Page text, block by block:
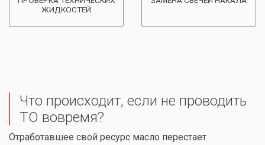
ЖИДКОСТЕЙ
Что происходит, если не проводить
ТО вовремя?
Отработавшее свой ресурс масло перестает